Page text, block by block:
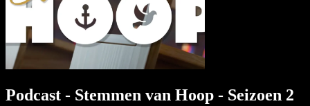
Podcast - Stemmen van Hoop - Seizoen 2